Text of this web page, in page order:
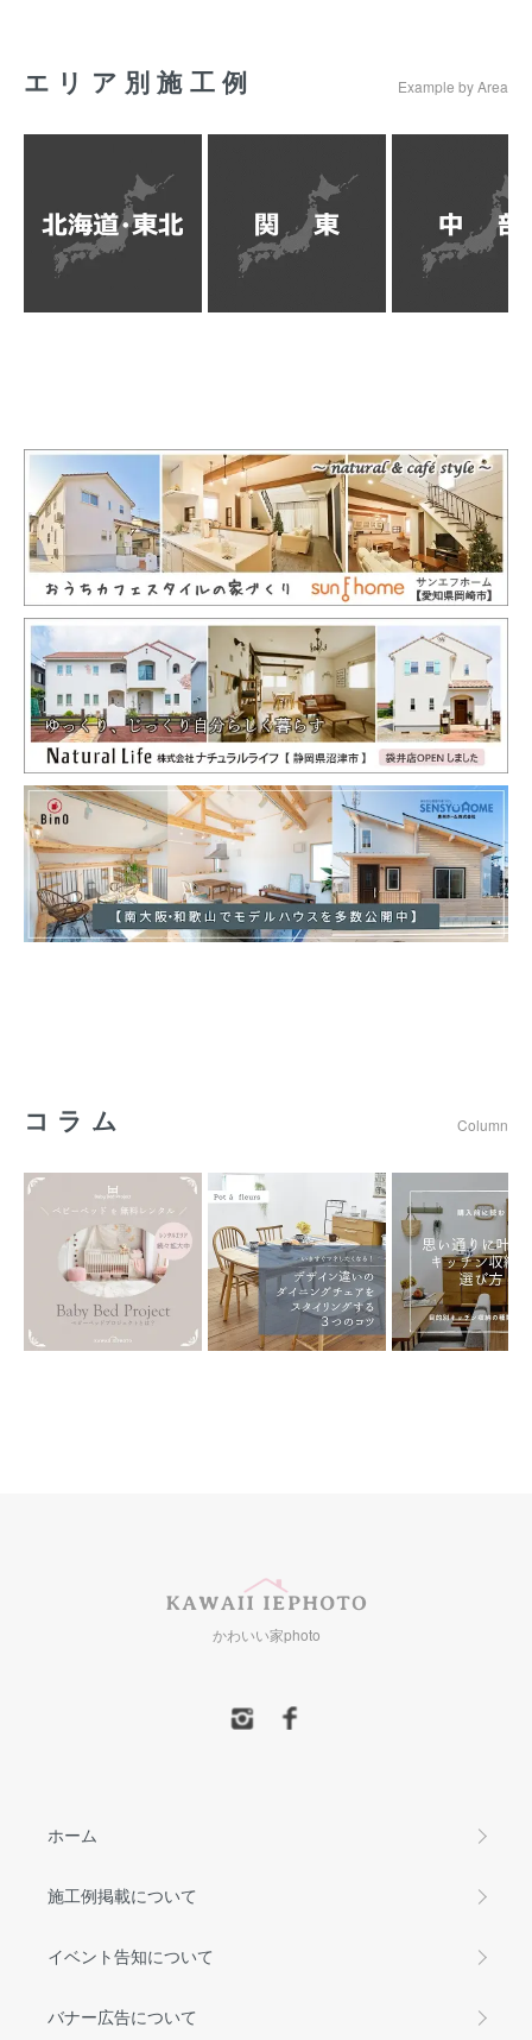
エリア別施工例 Example by Area
コラム Column
かわいい家photo
ホーム
施工例掲載について
イベント告知について
バナー広告について